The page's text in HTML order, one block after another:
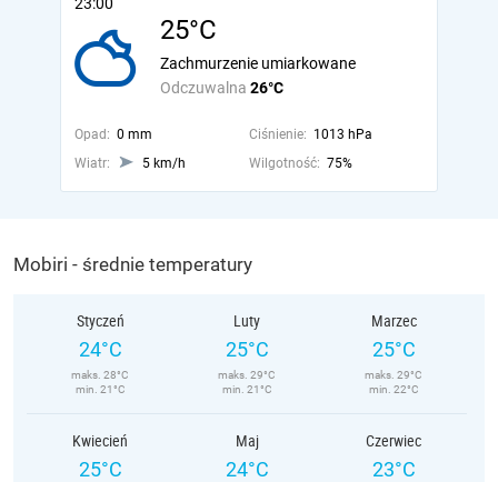
25°C
Odczuwalna 26°C
Zachmurzenie umiarkowane
Opad: 0 mm Ciśnienie: 1013 hPa
Wiatr:
5 km/h Wilgotność: 75%
Mobiri - średnie temperatury
Styczeń
24°C
maks. 28°C
min. 21°C
Luty
25°C
maks. 29°C
min. 21°C
Marzec
25°C
maks. 29°C
min. 22°C
Kwiecień
25°C
Maj
24°C
Czerwiec
23°C